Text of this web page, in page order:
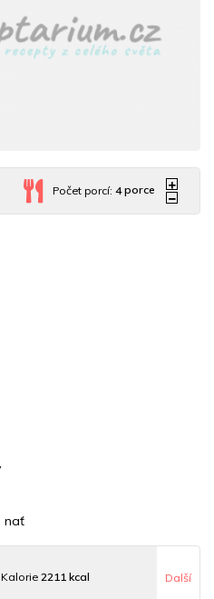
Počet porcí:4 porce
nať
Kalorie2211 kcal Další